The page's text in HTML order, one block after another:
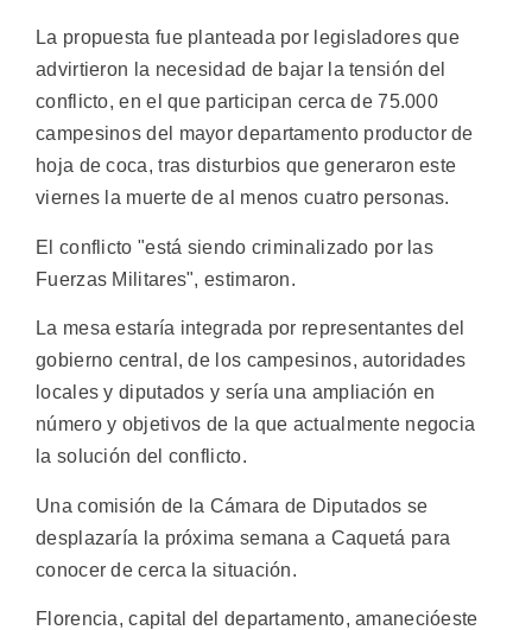
La propuesta fue planteada por legisladores que
advirtieron la necesidad de bajar la tensión del
conflicto, en el que participan cerca de 75.000
campesinos del mayor departamento productor de
hoja de coca, tras disturbios que generaron este
viernes la muerte de al menos cuatro personas.
El conflicto "está siendo criminalizado por las
Fuerzas Militares", estimaron.
La mesa estaría integrada por representantes del
gobierno central, de los campesinos, autoridades
locales y diputados y sería una ampliación en
número y objetivos de la que actualmente negocia
la solución del conflicto.
Una comisión de la Cámara de Diputados se
desplazaría la próxima semana a Caquetá para
conocer de cerca la situación.
Florencia, capital del departamento, amanecióeste